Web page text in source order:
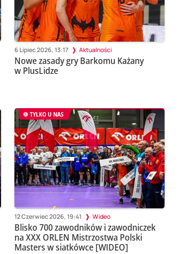
6 Lipiec 2026, 13:17 Aktualności
Nowe zasady gry Barkomu Każany
w PlusLidze
TYLKO U NAS
12 Czerwiec 2026, 19:41 Wideo
Blisko 700 zawodników i zawodniczek
na XXX ORLEN Mistrzostwa Polski
Masters w siatkówce [WIDEO]